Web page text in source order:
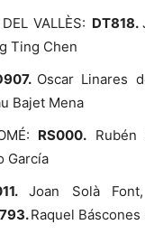
VALLÈS: DT818.
Ting Chen
Oscar Linares
Bajet Mena
RS000. Rubén
García
Joan Solà
Raquel Báscones